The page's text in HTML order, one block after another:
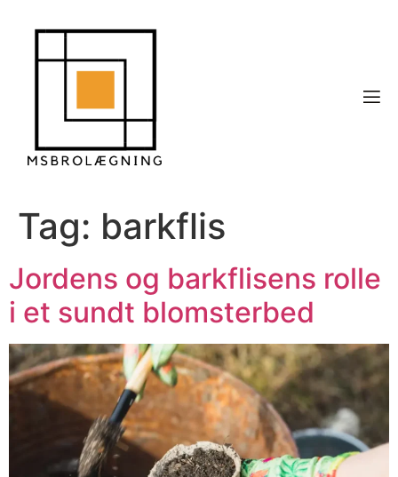
Tag: barkflis
Jordens og barkflisens rolle
i et sundt blomsterbed